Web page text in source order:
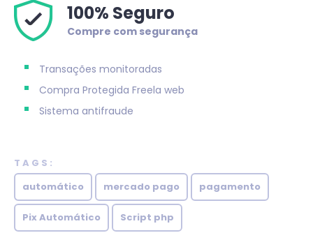
100% Seguro
Compre com segurança
Transações monitoradas
Compra Protegida Freela web
Sistema antifraude
TAGS:
automático
mercado pago pagamento
Pix Automático Script php